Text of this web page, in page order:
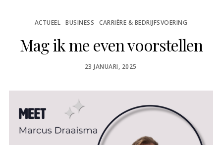
ACTUEEL BUSINESS CARRIÈRE & BEDRIJFSVOERING
Mag ik me even voorstellen
POSTED
23 JANUARI, 2025